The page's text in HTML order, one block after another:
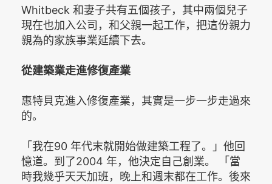
Whitbeck 和妻子共有五個孩子，其中兩個兒子
現在也加入公司，和父親一起工作，把這份親力
親為的家族事業延續下去。
從建築業走進修復產業
惠特貝克進入修復產業，其實是一步一步走過來
的。
「我在90 年代末就開始做建築工程了。」他回
憶道。到了2004 年，他決定自己創業。 「當
時我幾乎天天加班，晚上和週末都在工作。後來